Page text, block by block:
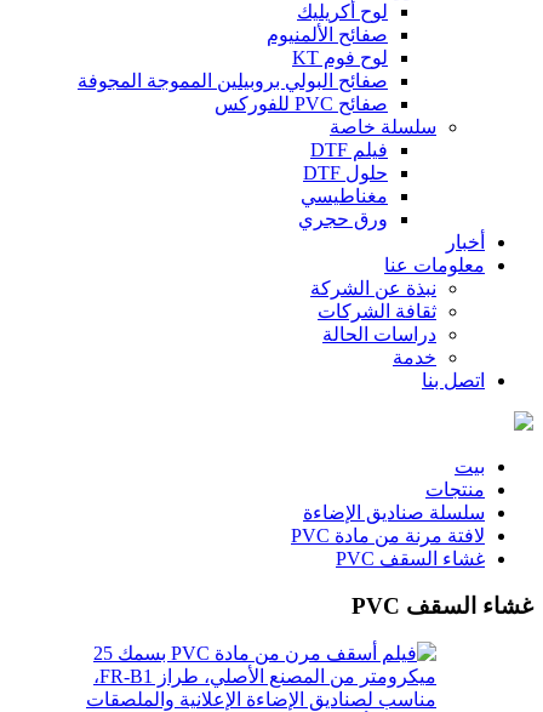
لوح أكريليك
صفائح الألمنيوم
لوح فوم KT
صفائح البولي بروبيلين المموجة المجوفة
صفائح PVC للفوركس
سلسلة خاصة
فيلم DTF
حلول DTF
مغناطيسي
ورق حجري
أخبار
معلومات عنا
نبذة عن الشركة
ثقافة الشركات
دراسات الحالة
خدمة
اتصل بنا
بيت
منتجات
سلسلة صناديق الإضاءة
لافتة مرنة من مادة PVC
غشاء السقف PVC
غشاء السقف PVC